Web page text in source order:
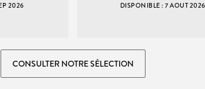
2026 DISPONIBLE : 7 AOUT 2026
CONSULTER NOTRE SÉLECTION